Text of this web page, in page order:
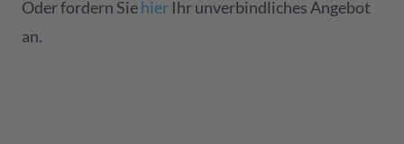
Oder fordern Siehier Ihr unverbindliches Angebot
an.